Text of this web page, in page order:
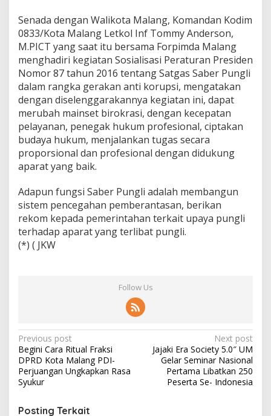
Senada dengan Walikota Malang, Komandan Kodim
0833/Kota Malang Letkol Inf Tommy Anderson,
M.PICT yang saat itu bersama Forpimda Malang
menghadiri kegiatan Sosialisasi Peraturan Presiden
Nomor 87 tahun 2016 tentang Satgas Saber Pungli
dalam rangka gerakan anti korupsi, mengatakan
dengan diselenggarakannya kegiatan ini, dapat
merubah mainset birokrasi, dengan kecepatan
pelayanan, penegak hukum profesional, ciptakan
budaya hukum, menjalankan tugas secara
proporsional dan profesional dengan didukung
aparat yang baik.
Adapun fungsi Saber Pungli adalah membangun
sistem pencegahan pemberantasan, berikan
rekom kepada pemerintahan terkait upaya pungli
terhadap aparat yang terlibat pungli.
(*) ( JKW
Follow Us
P
o
s
t
n
Previous post
Begini Cara Ritual Fraksi
DPRD Kota Malang PDI-
Perjuangan Ungkapkan Rasa
Syukur
Next post
Jajaki Era Society 5.0″ UM
Gelar Seminar Nasional
Pertama Libatkan 250
Peserta Se- Indonesia
Posting Terkait